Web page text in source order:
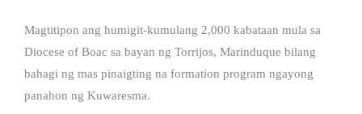
Magtitipon ang humigit-kumulang 2,000 kabataan mula sa
Diocese of Boac sa bayan ng Torrijos, Marinduque bilang
bahagi ng mas pinaigting na formation program ngayong
panahon ng Kuwaresma.